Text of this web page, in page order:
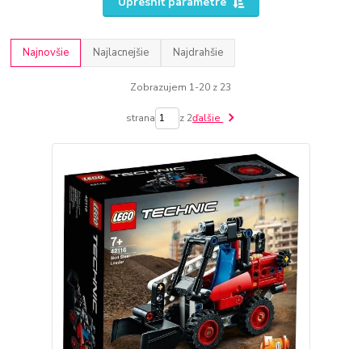
Najnovšie Najlacnejšie Najdrahšie
Zobrazujem 1-20 z 23
strana z 2ďalšie